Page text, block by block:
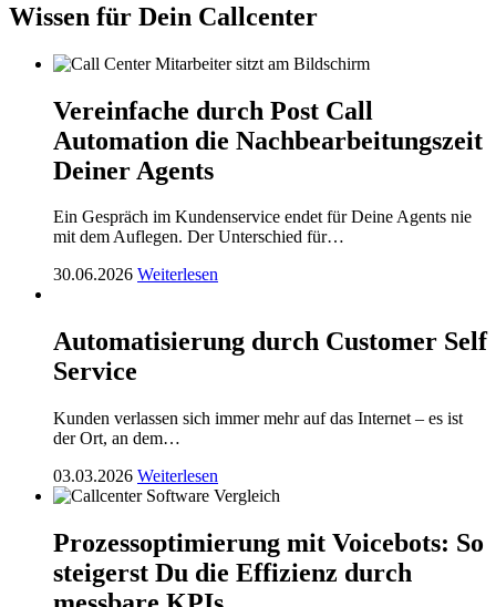
Wissen für Dein Callcenter
Vereinfache durch Post Call
Automation die Nachbearbeitungszeit
Deiner Agents
Ein Gespräch im Kundenservice endet für Deine Agents nie
mit dem Auflegen. Der Unterschied für…
30.06.2026 Weiterlesen
Automatisierung durch Customer Self
Service
Kunden verlassen sich immer mehr auf das Internet – es ist
der Ort, an dem…
03.03.2026 Weiterlesen
Prozessoptimierung mit Voicebots: So
steigerst Du die Effizienz durch